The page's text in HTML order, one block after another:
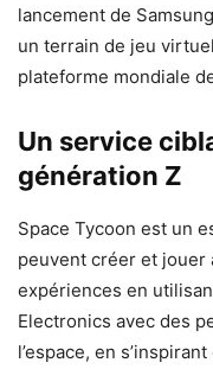
lancement de
un terrain de jeu
plateforme mondiale
Un service
génération Z
Space Tycoon est un
peuvent créer et jouer
expériences en
Electronics avec des
l’espace, en